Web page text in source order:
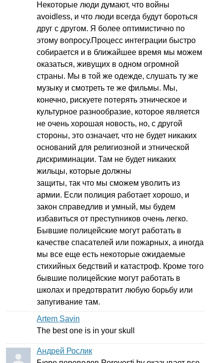
Некоторые люди думают, что войны
avoidless, и что люди всегда будут бороться
друг с другом. Я более оптимистично по
этому вопросу.Процесс интеграции быстро
собирается и в ближайшее время мы можем
оказаться, живущих в одном огромной
страны. Мы в той же одежде, слушать ту же
музыку и смотреть те же фильмы. Мы,
конечно, рискуете потерять этническое и
культурное разнообразие, которое является
не очень хорошая новость, но, с другой
стороны, это означает, что не будет никаких
оснований для религиозной и этнической
дискриминации. Там не будет никаких
жильцы, которые должны
защиты, так что мы сможем уволить из
армии. Если полиция работает хорошо, и
закон справедлив и умный, мы будем
избавиться от преступников очень легко.
Бывшие полицейские могут работать в
качестве спасателей или пожарных, а иногда
мы все еще есть некоторые ожидаемые
стихийных бедствий и катастроф. Кроме того
бывшие полицейские могут работать в
школах и предотвратит любую борьбу или
запугивание там.
Artem Savin
The best one is in your skull
Андрей Рослик